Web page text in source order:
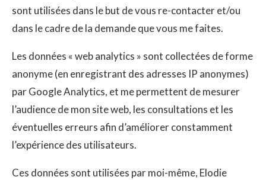
sont utilisées dans le but de vous re-contacter et/ou
dans le cadre de la demande que vous me faites.
Les données « web analytics » sont collectées de forme
anonyme (en enregistrant des adresses IP anonymes)
par Google Analytics, et me permettent de mesurer
l’audience de mon site web, les consultations et les
éventuelles erreurs afin d’améliorer constamment
l’expérience des utilisateurs.
Ces données sont utilisées par moi-même, Elodie